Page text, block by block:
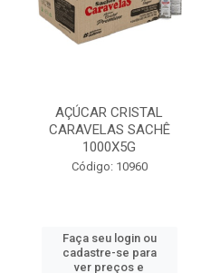
AÇÚCAR CRISTAL
CARAVELAS SACHÊ
1000X5G
Código: 10960
Faça seu login ou
cadastre-se para
ver preços e